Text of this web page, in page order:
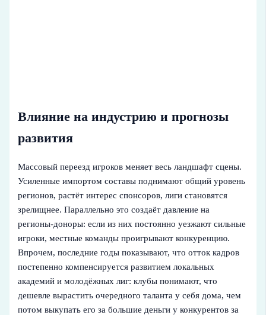
Влияние на индустрию и прогнозы
развития
Массовый переезд игроков меняет весь ландшафт сцены.
Усиленные импортом составы поднимают общий уровень
регионов, растёт интерес спонсоров, лиги становятся
зрелищнее. Параллельно это создаёт давление на
регионы‑доноры: если из них постоянно уезжают сильные
игроки, местные команды проигрывают конкуренцию.
Впрочем, последние годы показывают, что отток кадров
постепенно компенсируется развитием локальных
академий и молодёжных лиг: клубы понимают, что
дешевле вырастить очередного таланта у себя дома, чем
потом выкупать его за большие деньги у конкурентов за